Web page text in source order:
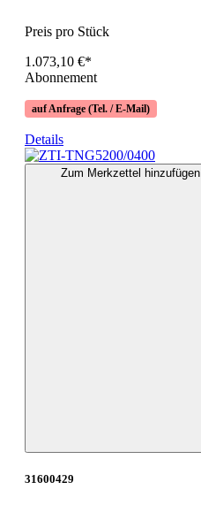
Preis pro Stück
1.073,10 €*
Abonnement
auf Anfrage (Tel. / E-Mail)
Details
Zum Merkzettel hinzufügen
31600429